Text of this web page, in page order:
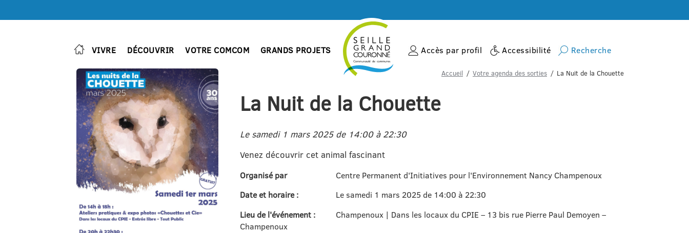
VIVRE DÉCOUVRIR VOTRE COMCOM GRANDS PROJETS Accès par profil Accessibilité Recherche
Accueil Votre agenda des sorties La Nuit de la Chouette
La Nuit de la Chouette
Le samedi 1 mars 2025 de 14:00 à 22:30
Venez découvrir cet animal fascinant
Organisé par
Centre Permanent d'Initiatives pour l'Environnement Nancy Champenoux
Date et horaire :
Le samedi 1 mars 2025 de 14:00 à 22:30
Lieu de l'événement :
Champenoux | Dans les locaux du CPIE – 13 bis rue Pierre Paul Demoyen –
Champenoux